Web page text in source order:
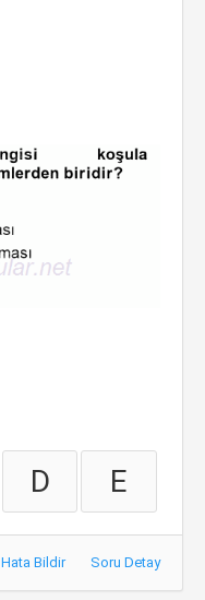
D E
Hata Bildir Soru Detay